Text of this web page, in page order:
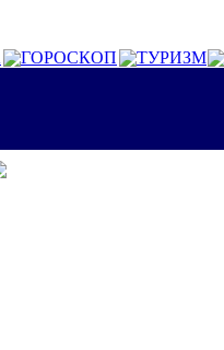
ГОРОСКОП ТУРИЗМ